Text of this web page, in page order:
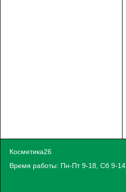
Косметика26
Время работы: Пн-Пт 9-18, Сб 9-14